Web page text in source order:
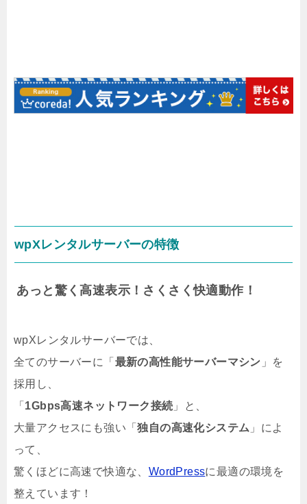
wpXレンタルサーバーの特徴
あっと驚く高速表示！さくさく快適動作！
wpXレンタルサーバーでは、
全てのサーバーに「 最新の高性能サーバーマシン 」を
採用し、
「 1Gbps高速ネットワーク接続 」と、
大量アクセスにも強い「独自の高速化システム 」によ
って、
驚くほどに高速で快適な、 WordPressに最適の環境を
整えています！